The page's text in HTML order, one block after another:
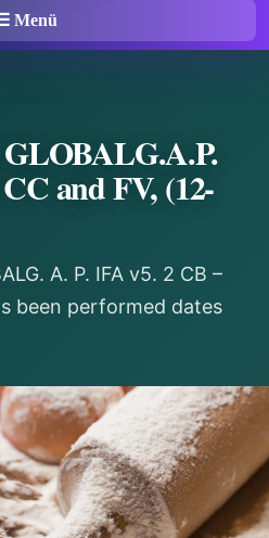
Menü
and FV, (12-
A. P. IFA v5. 2 CB –
been performed dates